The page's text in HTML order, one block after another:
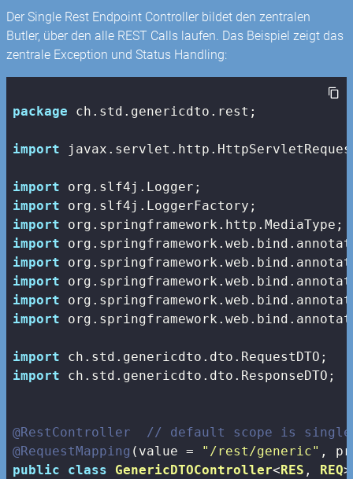
Der Single Rest Endpoint Controller bildet den zentralen
Butler, über den alle REST Calls laufen. Das Beispiel zeigt das
zentrale Exception und Status Handling:
package ch.std.genericdto.rest;
import
import
import
import
import
import
import
import
import
import
import ch.std.genericdto.dto.ResponseDTO;
@RestController
// default scope is
@RequestMapping (value = "/rest/generic"
public
class GenericDTOController<RES , REQ